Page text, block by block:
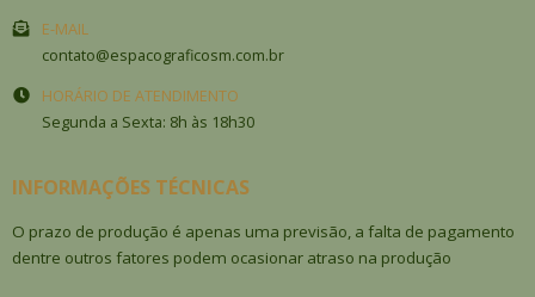
E-MAIL
contato@espacograficosm.com.br
HORÁRIO DE ATENDIMENTO
Segunda a Sexta: 8h às 18h30
INFORMAÇÕES TÉCNICAS
O prazo de produção é apenas uma previsão, a falta de pagamento
dentre outros fatores podem ocasionar atraso na produção